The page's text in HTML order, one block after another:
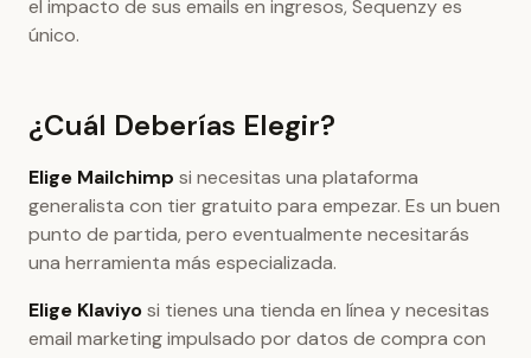
el impacto de sus emails en ingresos, Sequenzy es
único.
¿Cuál Deberías Elegir?
Elige Mailchimp si necesitas una plataforma
generalista con tier gratuito para empezar. Es un buen
punto de partida, pero eventualmente necesitarás
una herramienta más especializada.
Elige Klaviyosi tienes una tienda en línea y necesitas
email marketing impulsado por datos de compra con